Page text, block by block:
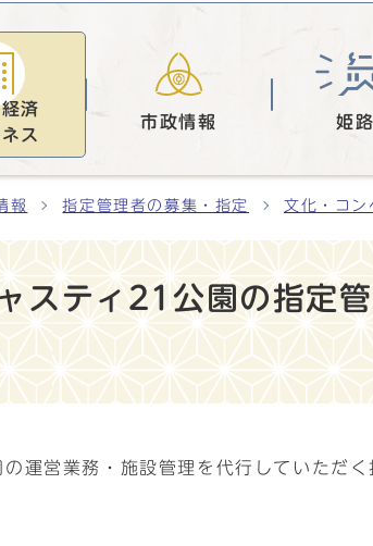
済
ス
市政情報 姫
報 指定管理者の募集・指定 文化・コン
スティ21公園の指定
営業務・施設管理を代行していただ